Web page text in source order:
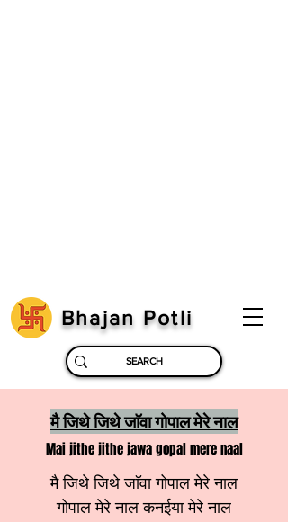
Bhajan Potli
मै जिथे जिथे जाॅवा गोपाल मेरे नाल
Mai jithe jithe jawa gopal mere naal
मै जिथे जिथे जाॅवा गोपाल मेरे नाल
गोपाल मेरे नाल कनईया मेरे नाल